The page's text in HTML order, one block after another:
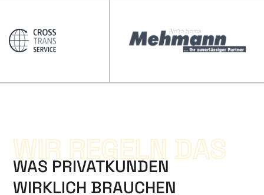
WIR REGELN DAS
WAS PRIVATKUNDEN
WIRKLICH BRAUCHEN